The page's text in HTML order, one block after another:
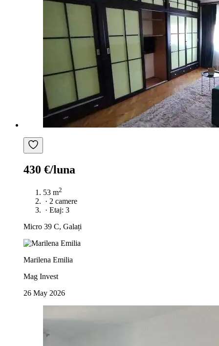
430 €/luna
53 m2
· 2 camere
· Etaj: 3
Micro 39 C, Galați
Marilena Emilia
Mag Invest
26 May 2026